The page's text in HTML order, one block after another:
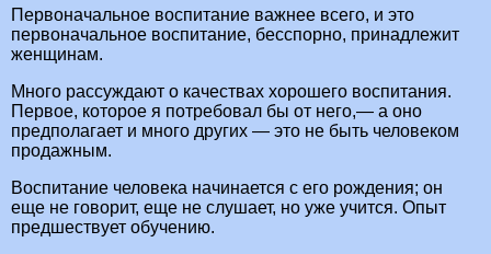
Первоначальное воспитание важнее всего, и это
первоначальное воспитание, бесспорно, принадлежит
женщинам.
Много рассуждают о качествах хорошего воспитания.
Первое, которое я потребовал бы от него,— а оно
предполагает и много других — это не быть человеком
продажным.
Воспитание человека начинается с его рождения; он
еще не говорит, еще не слушает, но уже учится. Опыт
предшествует обучению.